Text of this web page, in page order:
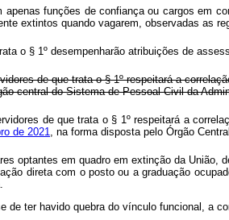
apenas funções de confiança ou cargos em
extintos quando vagarem, observadas as
o § 1º desempenharão atribuições de
de que trata o § 1º respeitará a
central do Sistema de Pessoal Civil da
de que trata o § 1º respeitará a
de 2021, na forma disposta pelo Órgão
optantes em quadro em extinção da
direta com o posto ou a graduação
de ter havido quebra do vínculo funcional, a